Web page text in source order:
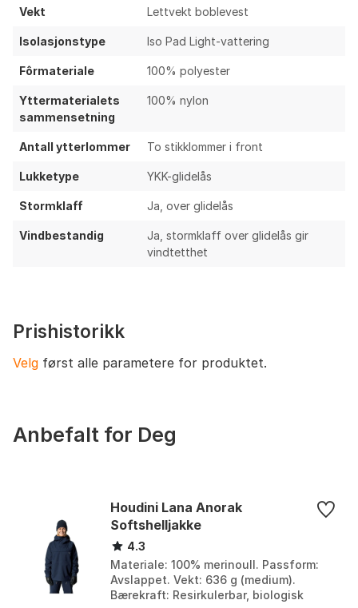
Vekt Lettvekt boblevest
Isolasjonstype Iso Pad Light-vattering
Fôrmateriale 100% polyester
Yttermaterialets
sammensetning
100% nylon
Antall ytterlommer To stikklommer i front
Lukketype YKK-glidelås
Stormklaff Ja, over glidelås
Vindbestandig
Ja, stormklaff over glidelås gir
vindtetthet
Prishistorikk
Velg først alle parametere for produktet.
Anbefalt for Deg
Houdini Lana Anorak
Softshelljakke
4.3
Materiale: 100% merinoull. Passform:
Avslappet. Vekt: 636 g (medium).
Bærekraft: Resirkulerbar, biologisk